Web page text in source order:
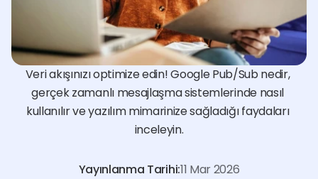
Veri akışınızı optimize edin! Google Pub/Sub nedir,
gerçek zamanlı mesajlaşma sistemlerinde nasıl
kullanılır ve yazılım mimarinize sağladığı faydaları
inceleyin.
Yayınlanma Tarihi:11 Mar 2026